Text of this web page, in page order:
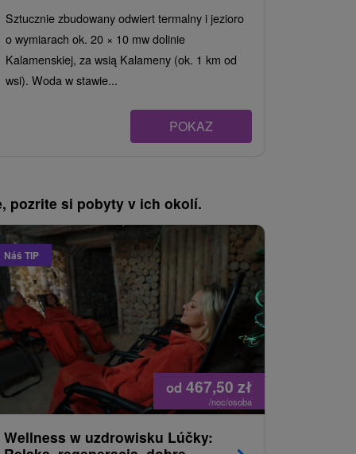
Sztucznie zbudowany odwiert termalny i jezioro
o wymiarach ok. 20 × 10 mw dolinie
Kalamenskiej, za wsią Kalameny (ok. 1 km od
wsi). Woda w stawie...
POKAZ
pozrite si pobyty v ich okolí.
Náš TIP
od 467,50 zł
/noc/osoba
Wellness w uzdrowisku Lúčky: